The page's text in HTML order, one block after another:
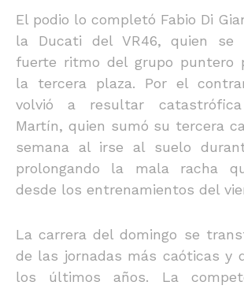
El podio lo completó Fabio Di
la Ducati del VR46, quien se
fuerte ritmo del grupo puntero
la tercera plaza. Por el
volvió a resultar
Martín, quien sumó su tercera
semana al irse al suelo
prolongando la mala racha
desde los entrenamientos del
La carrera del domingo se
de las jornadas más caóticas y
los últimos años. La